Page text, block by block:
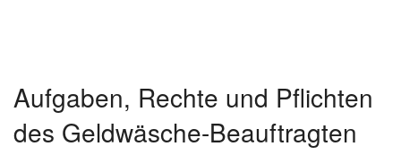
Aufgaben, Rechte und Pflichten
des Geldwäsche-Beauftragten